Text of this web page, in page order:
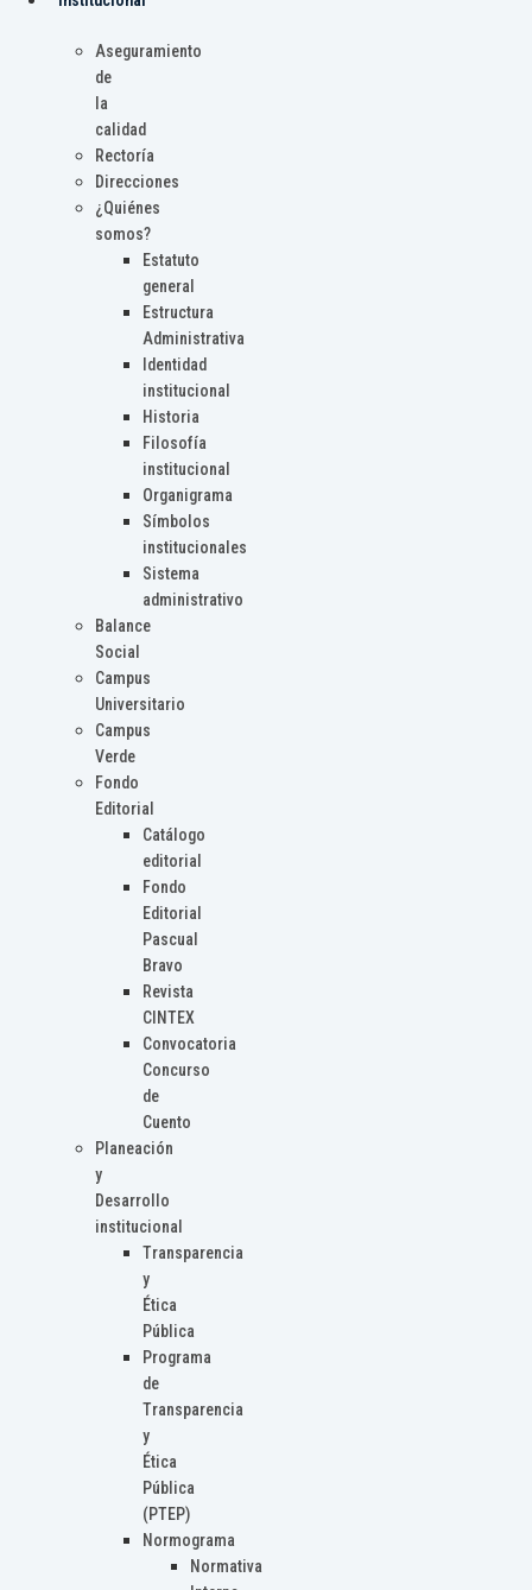
Aseguramiento
de
la
calidad
Rectoría
Direcciones
¿Quiénes
somos?
Estatuto
general
Estructura
Administrativa
Identidad
institucional
Historia
Filosofía
institucional
Organigrama
Símbolos
institucionales
Sistema
administrativo
Balance
Social
Campus
Universitario
Campus
Verde
Fondo
Editorial
Catálogo
editorial
Fondo
Editorial
Pascual
Bravo
Revista
CINTEX
Convocatoria
Concurso
de
Cuento
Planeación
y
Desarrollo
institucional
Transparencia
y
Ética
Pública
Programa
de
Transparencia
y
Ética
Pública
(PTEP)
Normograma
Normativa